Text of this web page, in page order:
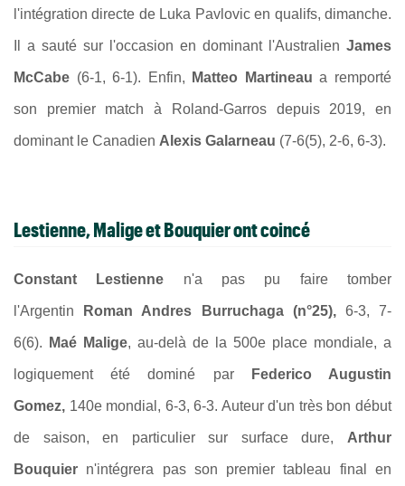
l'intégration directe de Luka Pavlovic en qualifs, dimanche.
Il a sauté sur l'occasion en dominant l'Australien James
McCabe (6-1, 6-1). Enfin, Matteo Martineau a remporté
son premier match à Roland-Garros depuis 2019, en
dominant le Canadien Alexis Galarneau (7-6(5), 2-6, 6-3).
Lestienne, Malige et Bouquier ont coincé
Constant Lestienne n'a pas pu faire tomber
l'Argentin Roman Andres Burruchaga (n°25),6-3, 7-
6(6). Maé Malige, au-delà de la 500e place mondiale, a
logiquement été dominé par Federico Augustin
Gomez, 140e mondial, 6-3, 6-3. Auteur d'un très bon début
de saison, en particulier sur surface dure, Arthur
Bouquier n'intégrera pas son premier tableau final en